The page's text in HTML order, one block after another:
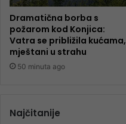
Dramatična borba s
požarom kod Konjica:
Vatra se približila kućama,
mještani u strahu
50 minuta ago
Najčitanije